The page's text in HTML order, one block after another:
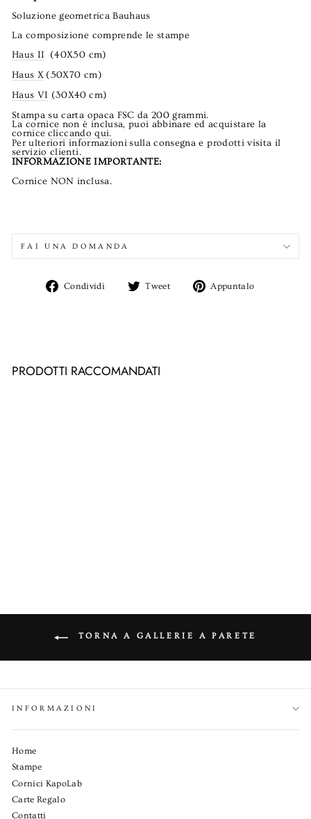
Soluzione geometrica Bauhaus
La composizione comprende le stampe
Haus II (40X50 cm)
Haus X (50X70 cm)
Haus VI (30X40 cm)
Stampa su carta opaca FSC da 200 grammi.
La cornice non è inclusa, puoi abbinare ed acquistare la
cornice cliccando qui.
Per ulteriori informazioni sulla consegna e prodotti visita il
servizio clienti.
INFORMAZIONE IMPORTANTE:
Cornice NON inclusa.
FAI UNA DOMANDA
Condividi
CondividiTweet
Twitta Appuntalo
PRODOTTI RACCOMANDATI
TORNA A GALLERIE A PARETE
INFORMAZIONI
Home
Stampe
Cornici KapoLab
Carte Regalo
Contatti